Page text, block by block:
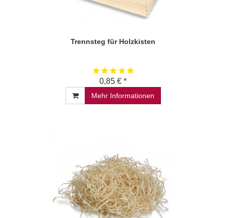
Trennsteg für Holzkisten
0,85 € *
Mehr Informationen